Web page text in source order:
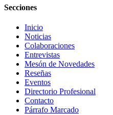
Secciones
Inicio
Noticias
Colaboraciones
Entrevistas
Mesón de Novedades
Reseñas
Eventos
Directorio Profesional
Contacto
Párrafo Marcado